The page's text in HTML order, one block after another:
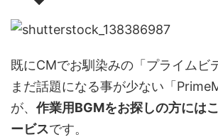
既にCMでお馴染みの「プライムビ
まだ話題になる事が少ない「
が、 作業用BGMをお探しの方には
ービスです。